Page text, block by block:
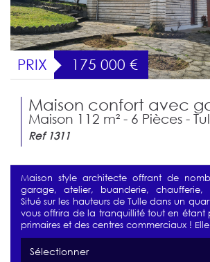
PRIX 175 000 €
Maison confort avec
Maison 112 m² - 6 Pièces -
Ref 1311
Maison style architecte offrant de
garage, atelier, buanderie, chaufferie,
Situé sur les hauteurs de Tulle dans un
vous offrira de la tranquillité tout en étant
primaires et des centres commerciaux ! Elle
Sélectionner